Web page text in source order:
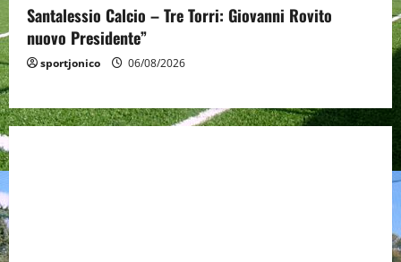
Santalessio Calcio – Tre Torri: Giovanni Rovito
nuovo Presidente”
sportjonico 06/08/2026